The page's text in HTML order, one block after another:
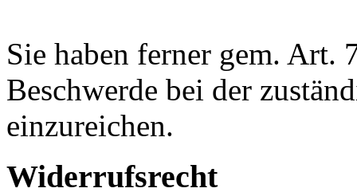
Sie haben ferner gem. Art.
Beschwerde bei der
einzureichen.
Widerrufsrecht